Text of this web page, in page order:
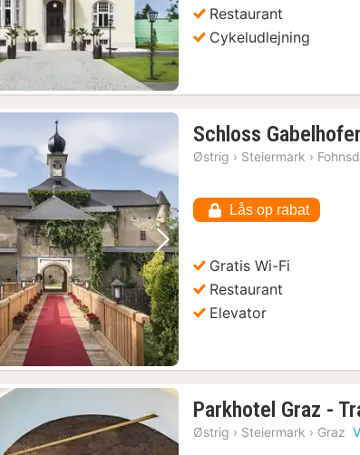
Restaurant
Cykeludlejning
billede Næste billede
Schloss
Østrig › Steiermark ›
Lås op rabat
Gratis Wi-Fi
Restaurant
Elevator
Parkhotel Graz -
Østrig › Steiermark › Graz
Schlossberg(1)